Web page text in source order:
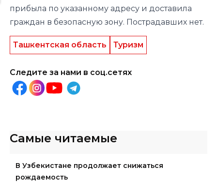
прибыла по указанному адресу и доставила
граждан в безопасную зону. Пострадавших нет.
Ташкентская область Туризм
Следите за нами в соц.сетях
Самые читаемые
В Узбекистане продолжает снижаться
рождаемость